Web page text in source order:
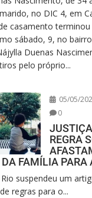
no DIC 4, em
casamento
sábado, 9, no
Duenas
pelo próprio...
05/05/
0
REGRA
FAMÍLIA PARA
suspendeu um
regras para o...